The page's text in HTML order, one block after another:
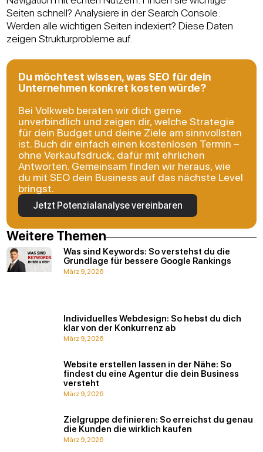
Seiten schnell? Analysiere in der Search Console:
Werden alle wichtigen Seiten indexiert? Diese Daten
zeigen Strukturprobleme auf.
Du möchtest wissen, was SEO für dein
Unternehmen konkret kosten würde?
Bei Volkweb beraten wir dich gerne
unverbindlich und zeigen dir, welche Strategie
für dein Budget und deine Ziele am sinnvollsten
ist. Buch dir einfach einen kostenlosen Termin –
ohne Verkaufsdruck, dafür mit ehrlichen
Antworten. Gemeinsam finden wir heraus, wie
du mit SEO dein Business auf das nächste Level
bringst.
Jetzt Potenzialanalyse vereinbaren
Weitere Themen
Was sind Keywords: So verstehst du die
Grundlage für bessere Google Rankings
März 9, 2026
Individuelles Webdesign: So hebst du dich
klar von der Konkurrenz ab
März 9, 2026
Website erstellen lassen in der Nähe: So
findest du eine Agentur die dein Business
versteht
März 9, 2026
Zielgruppe definieren: So erreichst du genau
die Kunden die wirklich kaufen
März 9, 2026